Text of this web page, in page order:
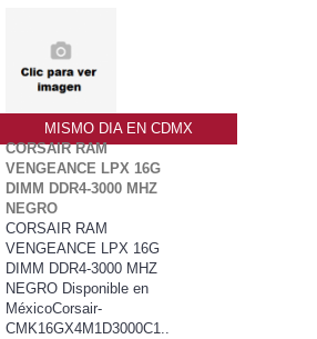
MISMO DIA EN CDMX
CORSAIR RAM
VENGEANCE LPX 16G
DIMM DDR4-3000 MHZ
NEGRO
CORSAIR RAM
VENGEANCE LPX 16G
DIMM DDR4-3000 MHZ
NEGRO Disponible en
MéxicoCorsair-
CMK16GX4M1D3000C1..